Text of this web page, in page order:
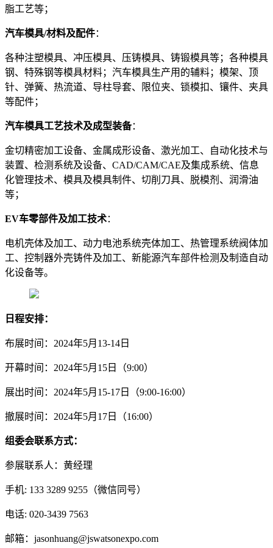
脂工艺等；
汽车模具/材料及配件：
各种注塑模具、冲压模具、压铸模具、铸锻模具等；各种模具
钢、特殊钢等模具材料；汽车模具生产用的辅料；模架、顶
针、弹簧、热流道、导柱导套、限位夹、锁模扣、镶件、夹具
等配件；
汽车模具工艺技术及成型装备：
金切精密加工设备、金属成形设备、激光加工、自动化技术与
装置、检测系统及设备、CAD/CAM/CAE及集成系统、信息
化管理技术、模具及模具制件、切削刀具、脱模剂、润滑油
等；
EV车零部件及加工技术：
电机壳体及加工、动力电池系统壳体加工、热管理系统阀体加
工、控制器外壳铸件及加工、新能源汽车部件检测及制造自动
化设备等。
日程安排：
布展时间：2024年5月13-14日
开幕时间：2024年5月15日（9:00）
展出时间：2024年5月15-17日（9:00-16:00）
撤展时间：2024年5月17日（16:00）
组委会联系方式：
参展联系人：黄经理
手机: 133 3289 9255（微信同号）
电话: 020-3439 7563
邮箱：jasonhuang@jswatsonexpo.com